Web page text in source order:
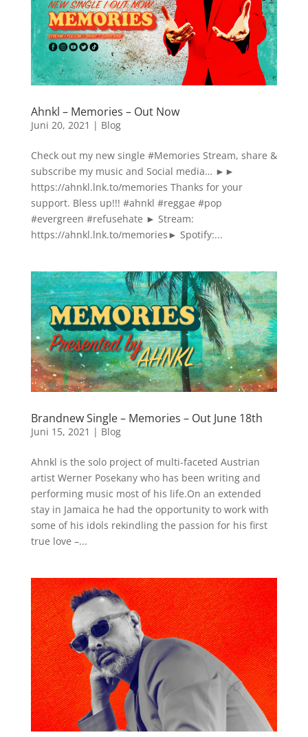
Ahnkl – Memories – Out Now
Juni 20, 2021 | Blog
Check out my new single #Memories Stream, share &
subscribe my music and Social media… ►►
https://ahnkl.lnk.to/memories Thanks for your
support. Bless up!!! #ahnkl #reggae #pop
#evergreen #refusehate ► Stream:
https://ahnkl.lnk.to/memories► Spotify:...
Brandnew Single – Memories – Out June 18th
Juni 15, 2021 | Blog
Ahnkl is the solo project of multi-faceted Austrian
artist Werner Posekany who has been writing and
performing music most of his life.On an extended
stay in Jamaica he had the opportunity to work with
some of his idols rekindling the passion for his first
true love –...